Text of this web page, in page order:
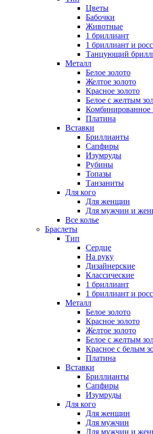
Цветы
Бабочки
Животные
1 бриллиант
1 бриллиант и
Танцующий
Металл
Белое золото
Желтое золото
Красное золото
Белое с желтым
Комбинированное
Платина
Вставки
Бриллианты
Сапфиры
Изумруды
Рубины
Топазы
Танзаниты
Для кого
Для женщин
Для мужчин и
Все колье
Браслеты
Тип
Сердце
На руку
Дизайнерские
Классические
1 бриллиант
1 бриллиант и
Металл
Белое золото
Красное золото
Желтое золото
Белое с желтым
Красное с белым
Платина
Вставки
Бриллианты
Сапфиры
Изумруды
Для кого
Для женщин
Для мужчин
Для мужчин и